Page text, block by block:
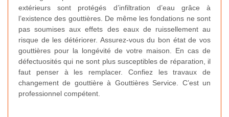
extérieurs sont protégés d’infiltration d’eau grâce à
l’existence des gouttières. De même les fondations ne sont
pas soumises aux effets des eaux de ruissellement au
risque de les détériorer. Assurez-vous du bon état de vos
gouttières pour la longévité de votre maison. En cas de
défectuosités qui ne sont plus susceptibles de réparation, il
faut penser à les remplacer. Confiez les travaux de
changement de gouttière à Gouttières Service. C’est un
professionnel compétent.